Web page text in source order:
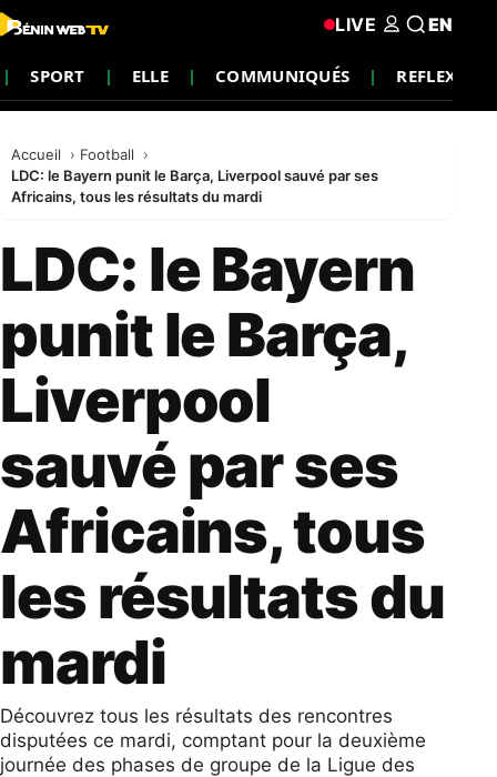
SPORT ELLE COMMUNIQUÉS REFLEXION
LIVE EN
Accueil
Football
LDC: le Bayern punit le Barça, Liverpool sauvé par ses
Africains, tous les résultats du mardi
LDC: le Bayern
punit le Barça,
Liverpool
sauvé par ses
Africains, tous
les résultats du
mardi
Découvrez tous les résultats des rencontres
disputées ce mardi, comptant pour la deuxième
journée des phases de groupe de la Ligue des